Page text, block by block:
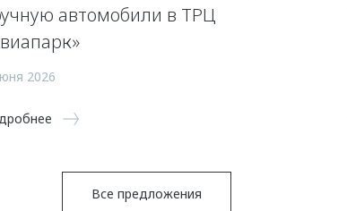
автомобили в ТРЦ
2026
Все предложения